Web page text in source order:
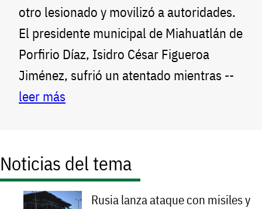
otro lesionado y movilizó a autoridades.
El presidente municipal de Miahuatlán de
Porfirio Díaz, Isidro César Figueroa
Jiménez, sufrió un atentado mientras --
leer más
Noticias del tema
Rusia lanza ataque con misiles y